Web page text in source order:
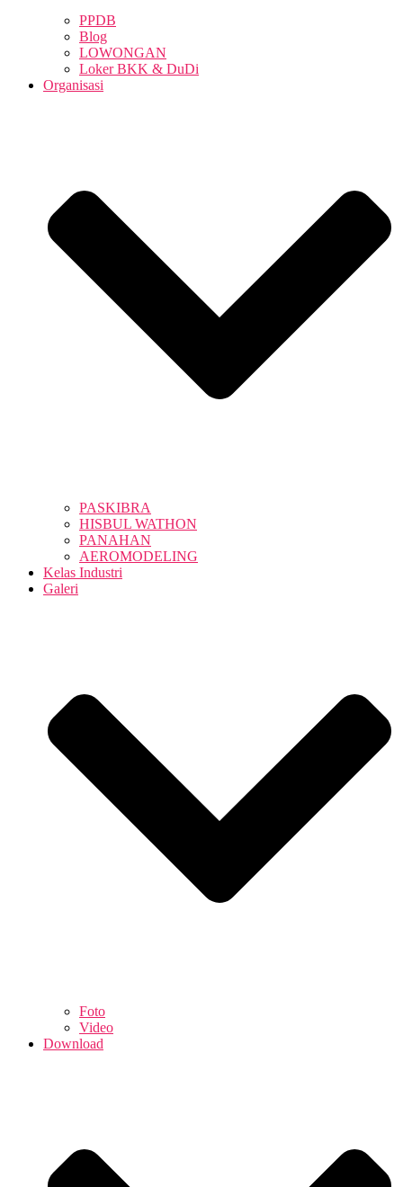
PPDB
Blog
LOWONGAN
Loker BKK & DuDi
Organisasi
PASKIBRA
HISBUL WATHON
PANAHAN
AEROMODELING
Kelas Industri
Galeri
Foto
Video
Download